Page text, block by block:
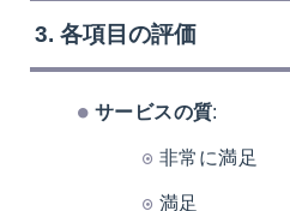
3. 各項目の評価
サービスの質:
非常に満足
満足